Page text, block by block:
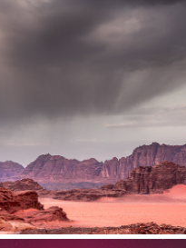
Klejnot bliskiego wschodu